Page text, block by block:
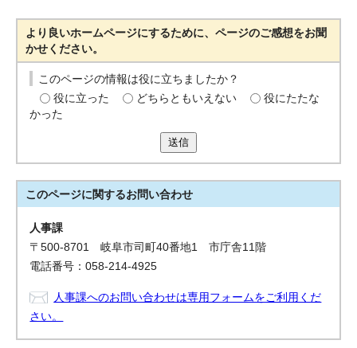
より良いホームページにするために、ページのご感想をお聞
かせください。
このページの情報は役に立ちましたか？
役に立った
どちらともいえない
役にたたな
かった
送信
このページに関するお問い合わせ
人事課
〒500-8701 岐阜市司町40番地1 市庁舎11階
電話番号：058-214-4925
人事課へのお問い合わせは専用フォームをご利用くだ
さい。